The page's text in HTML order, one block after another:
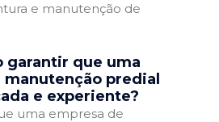
e manutenção de
garantir que uma
manutenção predial
e experiente?
uma empresa de